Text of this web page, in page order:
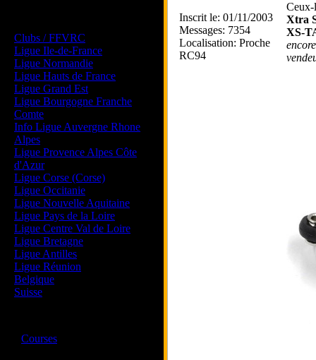
Clubs / FFVRC
Ligue Ile-de-France
Ligue Normandie
Ligue Hauts de France
Ligue Grand Est
Ligue Bourgogne Franche
Comte
Info Ligue Auvergne Rhone
Alpes
Ligue Provence Alpes Côte
d'Azur
Ligue Corse (Corse)
Ligue Occitanie
Ligue Nouvelle Aquitaine
Ligue Pays de la Loire
Ligue Centre Val de Loire
Ligue Bretagne
Ligue Antilles
Ligue Réunion
Belgique
Suisse
Courses
Inscrit le: 01/11/2003
Messages: 7354
Localisation: Proche
RC94
Ceux-
Xtra
XS-